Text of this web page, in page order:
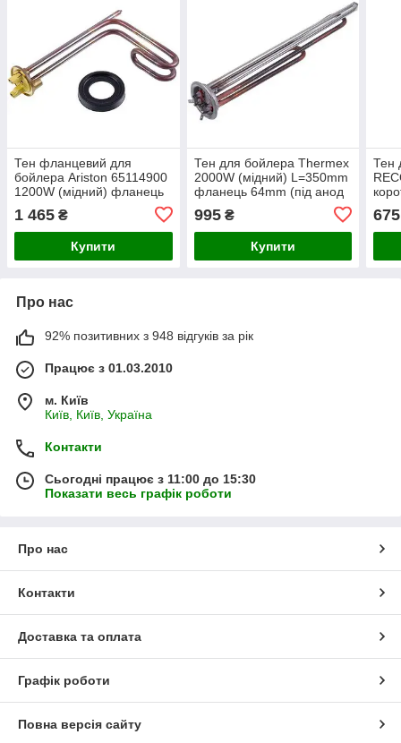
Тен фланцевий для
бойлера Ariston 65114900
1200W (мідний) фланець
48mm, L-170mm (під анод
M5)
1 465 ₴
Купити
Тен для бойлера Thermex
2000W (мідний) L=350mm
фланець 64mm (під анод
995₴
Купити
Тен
675
Про нас
92% позитивних з 948 відгуків за рік
Працює з 01.03.2010
м. Київ
Київ, Київ, Україна
Контакти
Сьогодні працює з 11:00 до 15:30
Показати весь графік роботи
Про нас
Контакти
Доставка та оплата
Графік роботи
Повна версія сайту